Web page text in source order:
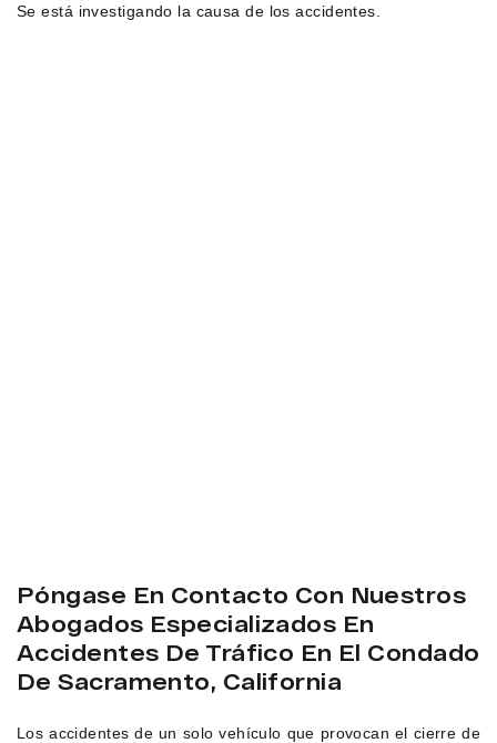
Se está investigando la causa de los accidentes.
Póngase En Contacto Con Nuestros
Abogados Especializados En
Accidentes De Tráfico En El Condado
De Sacramento, California
Los accidentes de un solo vehículo que provocan el cierre de